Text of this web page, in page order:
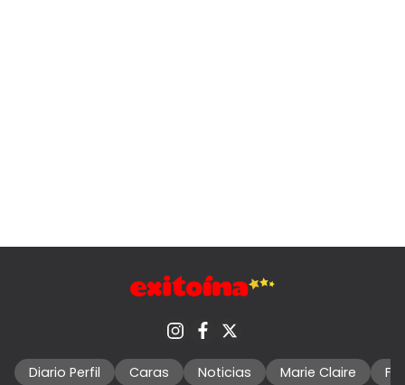
Diario Perfil Caras Noticias Marie Claire